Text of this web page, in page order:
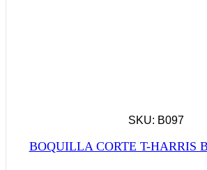
SKU: B097
BOQUILLA CORTE T-HARRIS